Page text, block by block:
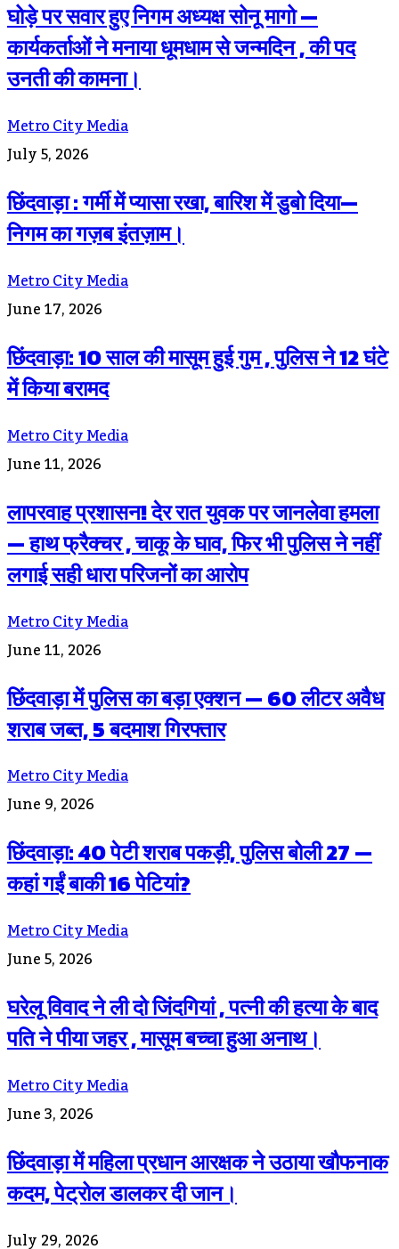
घोड़े पर सवार हुए निगम अध्यक्ष सोनू मागो —
कार्यकर्ताओं ने मनाया धूमधाम से जन्मदिन , की पद
उनती की कामना।
Metro City Media
July 5, 2026
छिंदवाड़ा : गर्मी में प्यासा रखा, बारिश में डुबो दिया—
निगम का गज़ब इंतज़ाम।
Metro City Media
June 17, 2026
छिंदवाड़ा: 10 साल की मासूम हुई गुम , पुलिस ने 12 घंटे
में किया बरामद
Metro City Media
June 11, 2026
लापरवाह प्रशासन! देर रात युवक पर जानलेवा हमला
— हाथ फ्रैक्चर , चाकू के घाव, फिर भी पुलिस ने नहीं
लगाई सही धारा परिजनों का आरोप
Metro City Media
June 11, 2026
छिंदवाड़ा में पुलिस का बड़ा एक्शन — 60 लीटर अवैध
शराब जब्त, 5 बदमाश गिरफ्तार
Metro City Media
June 9, 2026
छिंदवाड़ा: 40 पेटी शराब पकड़ी, पुलिस बोली 27 —
कहां गईं बाकी 16 पेटियां?
Metro City Media
June 5, 2026
घरेलू विवाद ने ली दो जिंदगियां , पत्नी की हत्या के बाद
पति ने पीया जहर , मासूम बच्चा हुआ अनाथ।
Metro City Media
June 3, 2026
छिंदवाड़ा में महिला प्रधान आरक्षक ने उठाया खौफनाक
कदम, पेट्रोल डालकर दी जान।
July 29, 2026